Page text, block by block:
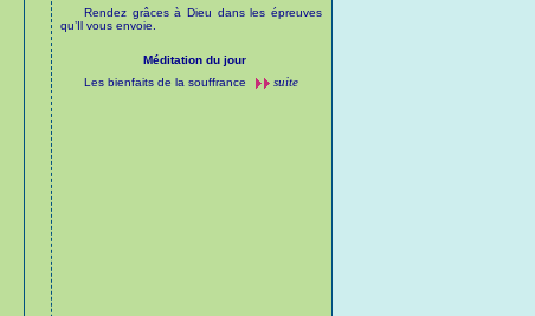
Rendez grâces à Dieu dans les épreuves
qu’Il vous envoie.
Méditation du jour
Les bienfaits de la souffrance
suite